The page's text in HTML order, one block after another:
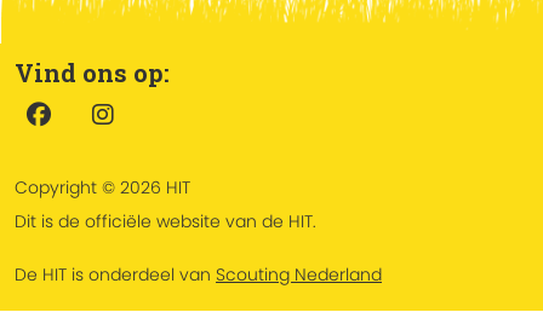
Vind ons op:
Copyright © 2026 HIT
Dit is de officiële website van de HIT.
De HIT is onderdeel van Scouting Nederland